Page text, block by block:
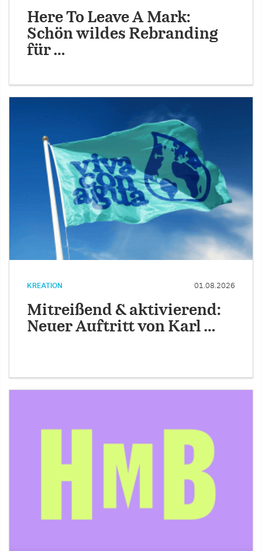
Here To Leave A Mark:
Schön wildes Rebranding
für …
KREATION 01.08.2026
Mitreißend & aktivierend:
Neuer Auftritt von Karl …